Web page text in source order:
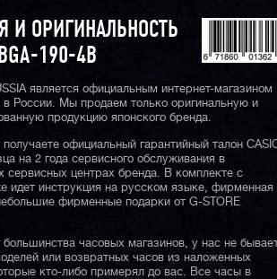
И ОРИГИНАЛЬНОСТЬ
190-4B
является официальным интернет-магазином
в России. Мы продаем только оригинальную и
продукцию японского бренда.
официальный гарантийный талон
на 2 года сервисного обслуживания в
сервисных центрах бренда. В комплекте с
идет инструкция на русском языке, фирменная
фирменные подарки от G-STORE
большинства часовых магазинов, у нас не
или возвратных часов из наложенных
кто-либо примерял до вас. Все часы в